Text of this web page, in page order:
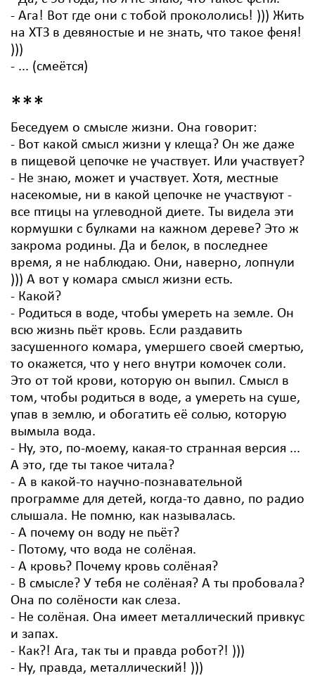
- Ага! Вот где они с тобой прокололись! ))) Жить
на ХТЗ в девяностые и не знать, что такое феня!
)))
- ... (смеётся)
***
Беседуем о смысле жизни. Она говорит:
- Вот какой смысл жизни у клеща? Он же даже
в пищевой цепочке не участвует. Или участвует?
- Не знаю, может и участвует. Хотя, местные
насекомые, ни в какой цепочке не участвуют -
все птицы на углеводной диете. Ты видела эти
кормушки с булками на кажном дереве? Это ж
закрома родины. Да и белок, в последнее
время, я не наблюдаю. Они, наверно, лопнули
))) А вот у комара смысл жизни есть.
- Какой?
- Родиться в воде, чтобы умереть на земле. Он
всю жизнь пьёт кровь. Если раздавить
засушенного комара, умершего своей смертью,
то окажется, что у него внутри комочек соли.
Это от той крови, которую он выпил. Смысл в
том, чтобы родиться в воде, а умереть на суше,
упав в землю, и обогатить её солью, которую
вымыла вода.
- Ну, это, по-моему, какая-то странная версия ...
А это, где ты такое читала?
- А в какой-то научно-познавательной
программе для детей, когда-то давно, по радио
слышала. Не помню, как называлась.
- А почему он воду не пьёт?
- Потому, что вода не солёная.
- А кровь? Почему кровь солёная?
- В смысле? У тебя не солёная? А ты пробовала?
Она по солёности как слеза.
- Не солёная. Она имеет металлический привкус
и запах.
- Как?! Ага, так ты и правда робот?! )))
- Ну, правда, металлический! )))